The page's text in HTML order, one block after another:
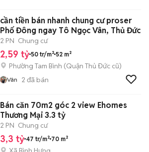
cần tiền bán nhanh chung cư proser
Phố Đông ngay Tô Ngọc Vân, Thủ Đức
2 PN Chung cư
2,59 tỷ 50 tr/m² 52 m²
Phường Tam Bình (Quận Thủ Đức cũ)
Vân 2 đã bán
Bán căn 70m2 góc 2 view Ehomes
Thương Mại 3.3 tỷ
2 PN Chung cư
3,3 tỷ 47 tr/m² 70 m²